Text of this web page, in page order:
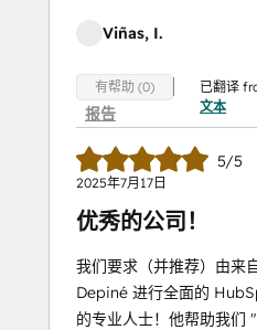
Viñas, I.
有帮助 (0)
报告
已翻译
文本
5/5
2025年7月17日
优秀的公司！
我们要求（并推荐）由来
Depiné 进行全面的
的专业人士！他帮助我们